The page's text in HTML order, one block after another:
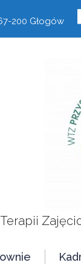
200 Głogów